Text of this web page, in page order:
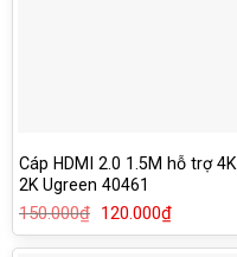
Cáp HDMI 2.0 1.5M hỗ trợ 4K
2K Ugreen 40461
150.000₫
Giá
là:
120.000₫Giá
hiện
tại